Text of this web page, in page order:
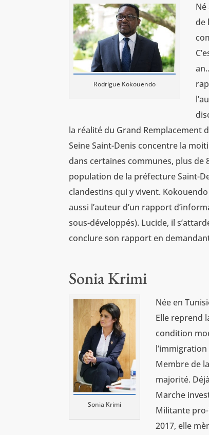
Rodrigue Kokouendo
de
la réalité du Grand Remplacement
Seine Saint-Denis concentre la
dans certaines communes, plus
population de la préfecture Saint-
clandestins qui y vivent.
aussi l’auteur d’un rapport
sous-développés). Lucide, il
conclure son rapport en
Sonia Krimi
Sonia Krimi
Née en
Elle reprend
condition
Membre de
majorité.
Marche
Militante
2017, elle